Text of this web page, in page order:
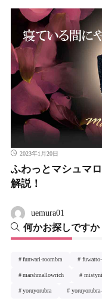
2023年1月20日
ふわっとマシュマ
解説！
uemura01
何かお探しですか
funwari-roombra
marshmallowrich
yoruyorubra